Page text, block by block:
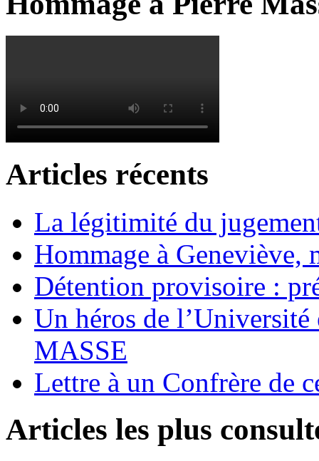
Articles récents
La légitimité du
Hommage à Geneviève,
Détention provisoire :
Un héros de
MASSE
Lettre à un Confrère de
Articles les plus